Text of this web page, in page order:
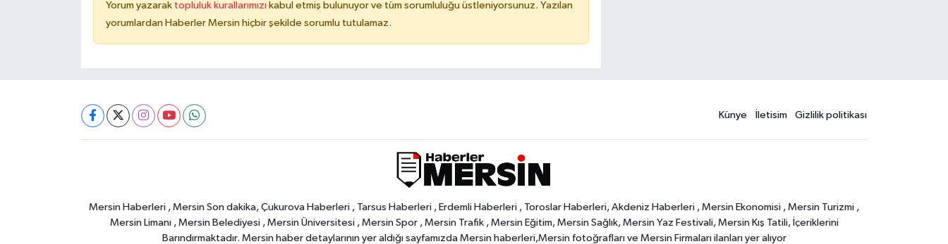
Yorum yazarak topluluk kurallarımızı kabul etmiş bulunuyor ve tüm sorumluluğu üstleniyorsunuz. Yazılan
yorumlardan Haberler Mersin hiçbir şekilde sorumlu tutulamaz.
Künye İletisim Gizlilik politikası
Mersin Haberleri , Mersin Son dakika, Çukurova Haberleri , Tarsus Haberleri , Erdemli Haberleri , Toroslar Haberleri, Akdeniz Haberleri , Mersin Ekonomisi , Mersin Turizmi ,
Mersin Limanı , Mersin Belediyesi , Mersin Üniversitesi , Mersin Spor , Mersin Trafik , Mersin Eğitim, Mersin Sağlık, Mersin Yaz Festivali, Mersin Kış Tatili, İçeriklerini
Barındırmaktadır. Mersin haber detaylarının yer aldığı sayfamızda Mersin haberleri,Mersin fotoğrafları ve Mersin Firmaları ilanları yer alıyor